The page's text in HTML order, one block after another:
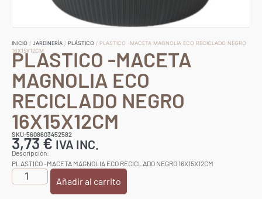
INICIO / JARDINERÍA / PLÁSTICO / PLASTICO -MACETA MAGNOLIA ECO RECICLADO NEGRO
16X15X12CM
PLASTICO -MACETA
MAGNOLIA ECO
RECICLADO NEGRO
16X15X12CM
SKU:5608603452582
3,73€ IVA INC.
Descripción:
PLASTICO -MACETA MAGNOLIA ECO RECICLADO NEGRO 16X15X12CM
Añadir al carrito